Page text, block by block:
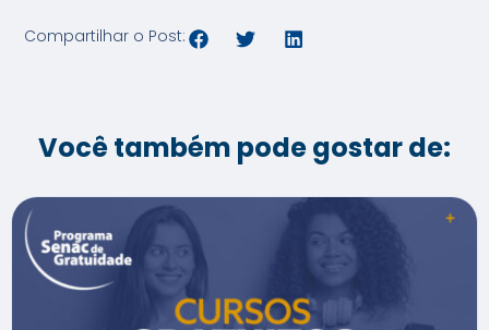
Compartilhar o Post:
Você também pode gostar de: